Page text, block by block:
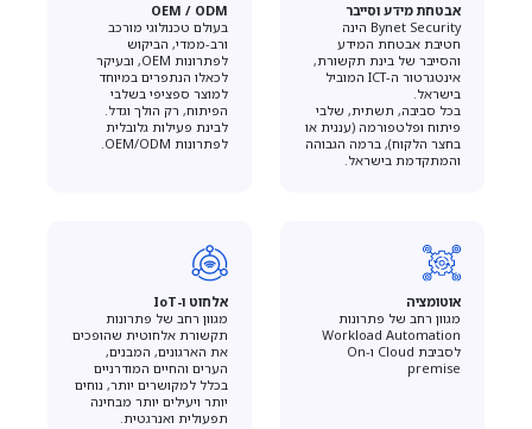
אבטחת מידע וסייבר
Bynet Security הינה
חטיבת אבטחת המידע
והסייבר של בינת תקשורת,
אינטגרטור ה-ICT המוביל
בישראל.
בכל סביבה, תשתית, שלבי
פיתוח ופלטפורמה (עננית או
בחצר הלקוח), ברמה הגבוהה
והמתקדמת בישראל.
OEM / ODM
בעולם טכנולוגי מורכב
ורב-ממדי, הביקוש
לפתרונות OEM, ובעיקר
לכאלו הנתפרים במיוחד
למוצר ספציפי בשלבי
הפיתוח, רק הולך וגדל.
לבינת פעילות גלובלית
לפתרונות OEM/ODM.
אוטומציה
מגוון רחב של פתרונות
Workload Automation
לסביבת Cloud וOn-
premise
אלחוט ו-IoT
מגוון רחב של פתרונות
תקשורת אלחוטית שהופכים
את הארגונים, המבנים,
הערים והחיים המודרניים
בכלל למקושרים יותר, נוחים
יותר ויעילים יותר מבחינה
תפעולית ואנרגטית.